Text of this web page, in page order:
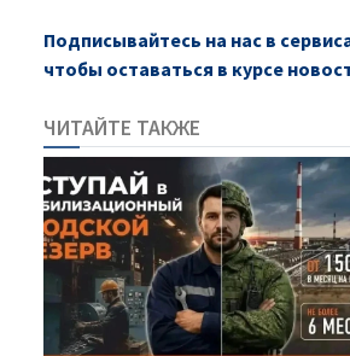
Подписывайтесь на нас в
чтобы оставаться в курсе
ЧИТАЙТЕ ТАКЖЕ